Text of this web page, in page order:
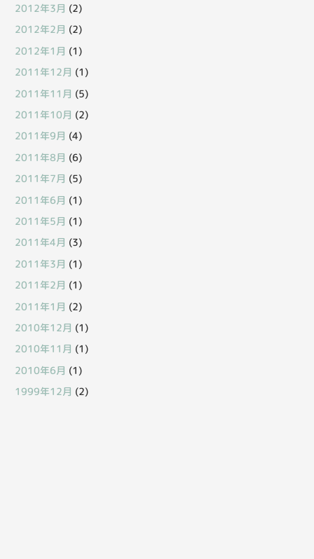
2012年3月 (2)
2012年2月 (2)
2012年1月 (1)
2011年12月 (1)
2011年11月 (5)
2011年10月 (2)
2011年9月 (4)
2011年8月 (6)
2011年7月 (5)
2011年6月 (1)
2011年5月 (1)
2011年4月 (3)
2011年3月 (1)
2011年2月 (1)
2011年1月 (2)
2010年12月 (1)
2010年11月 (1)
2010年6月 (1)
1999年12月 (2)